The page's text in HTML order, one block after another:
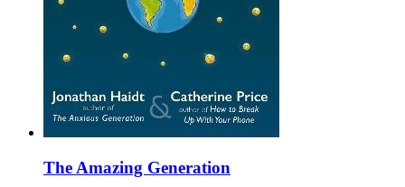
The Amazing Generation